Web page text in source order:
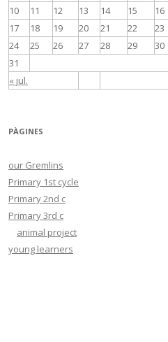
« jul.
10
11 12 13 14 15
16
17
18 19 20 21 22
23
24
25 26 27 28 29
30
31
PÀGINES
our Gremlins
Primary 1st cycle
Primary 2nd c
Primary 3rd c
animal project
young learners